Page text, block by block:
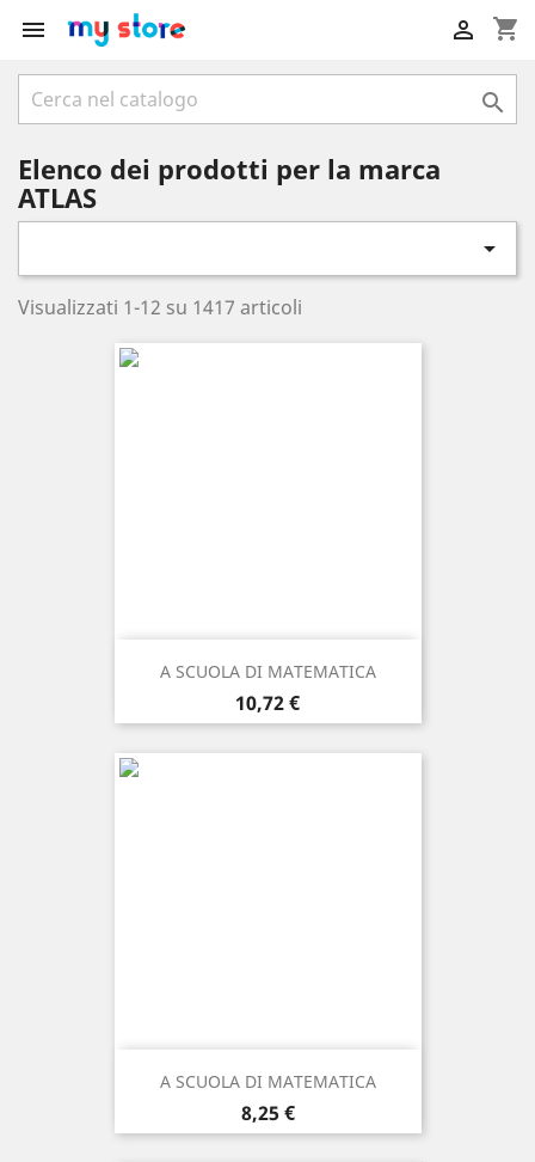
 shopping_cart


Elenco dei prodotti per la marca
ATLAS

Visualizzati 1-12 su 1417 articoli
A SCUOLA DI MATEMATICA
Prezzo
10,72 €
A SCUOLA DI MATEMATICA
Prezzo
8,25 €